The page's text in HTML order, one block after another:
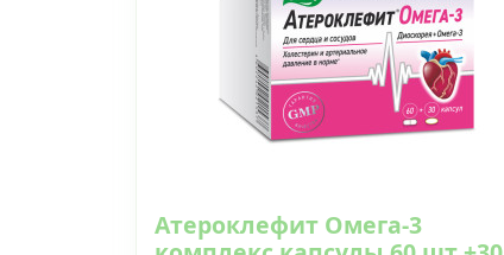
Атероклефит Омега-3